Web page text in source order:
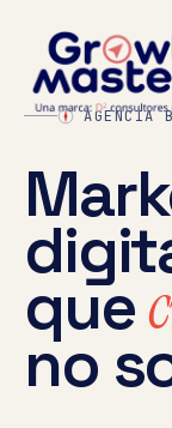
AGENCIA
que
no